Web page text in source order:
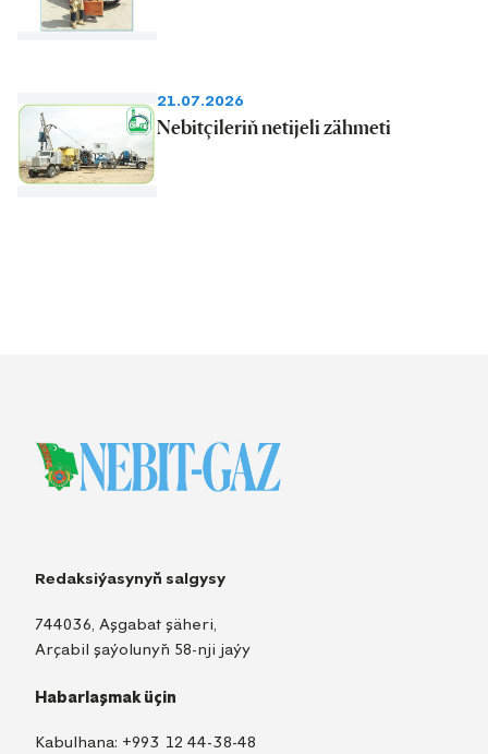
21.07.2026
Nebitçileriň netijeli zähmeti
Redaksiýasynyň salgysy
744036, Aşgabat şäheri,
Arçabil şaýolunyň 58-nji jaýy
Habarlaşmak üçin
Kabulhana: +993 12 44-38-48